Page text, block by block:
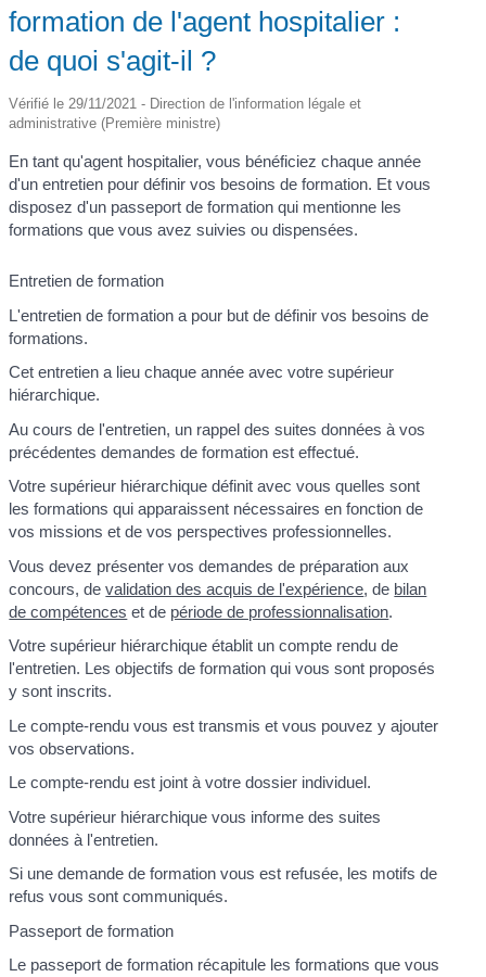
formation de l'agent hospitalier :
de quoi s'agit-il ?
Vérifié le 29/11/2021 - Direction de l'information légale et
administrative (Première ministre)
En tant qu'agent hospitalier, vous bénéficiez chaque année
d'un entretien pour définir vos besoins de formation. Et vous
disposez d'un passeport de formation qui mentionne les
formations que vous avez suivies ou dispensées.
Entretien de formation
L'entretien de formation a pour but de définir vos besoins de
formations.
Cet entretien a lieu chaque année avec votre supérieur
hiérarchique.
Au cours de l'entretien, un rappel des suites données à vos
précédentes demandes de formation est effectué.
Votre supérieur hiérarchique définit avec vous quelles sont
les formations qui apparaissent nécessaires en fonction de
vos missions et de vos perspectives professionnelles.
Vous devez présenter vos demandes de préparation aux
concours, devalidation des acquis de l'expérience, de bilan
de compétences et de période de professionnalisation.
Votre supérieur hiérarchique établit un compte rendu de
l'entretien. Les objectifs de formation qui vous sont proposés
y sont inscrits.
Le compte-rendu vous est transmis et vous pouvez y ajouter
vos observations.
Le compte-rendu est joint à votre dossier individuel.
Votre supérieur hiérarchique vous informe des suites
données à l'entretien.
Si une demande de formation vous est refusée, les motifs de
refus vous sont communiqués.
Passeport de formation
Le passeport de formation récapitule les formations que vous